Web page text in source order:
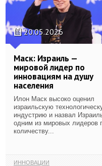
20.05.2026
Маск: Израиль —
мировой лидер по
инновациям на душу
населения
Илон Маск высоко оценил
израильскую
индустрию и назвал
одним из мировых лидеров
количеству...
ИННОВАЦИИ